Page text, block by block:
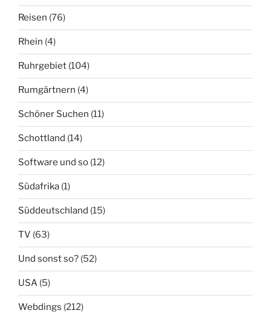
Reisen (76)
Rhein (4)
Ruhrgebiet (104)
Rumgärtnern (4)
Schöner Suchen (11)
Schottland (14)
Software und so (12)
Südafrika (1)
Süddeutschland (15)
TV (63)
Und sonst so? (52)
USA (5)
Webdings (212)